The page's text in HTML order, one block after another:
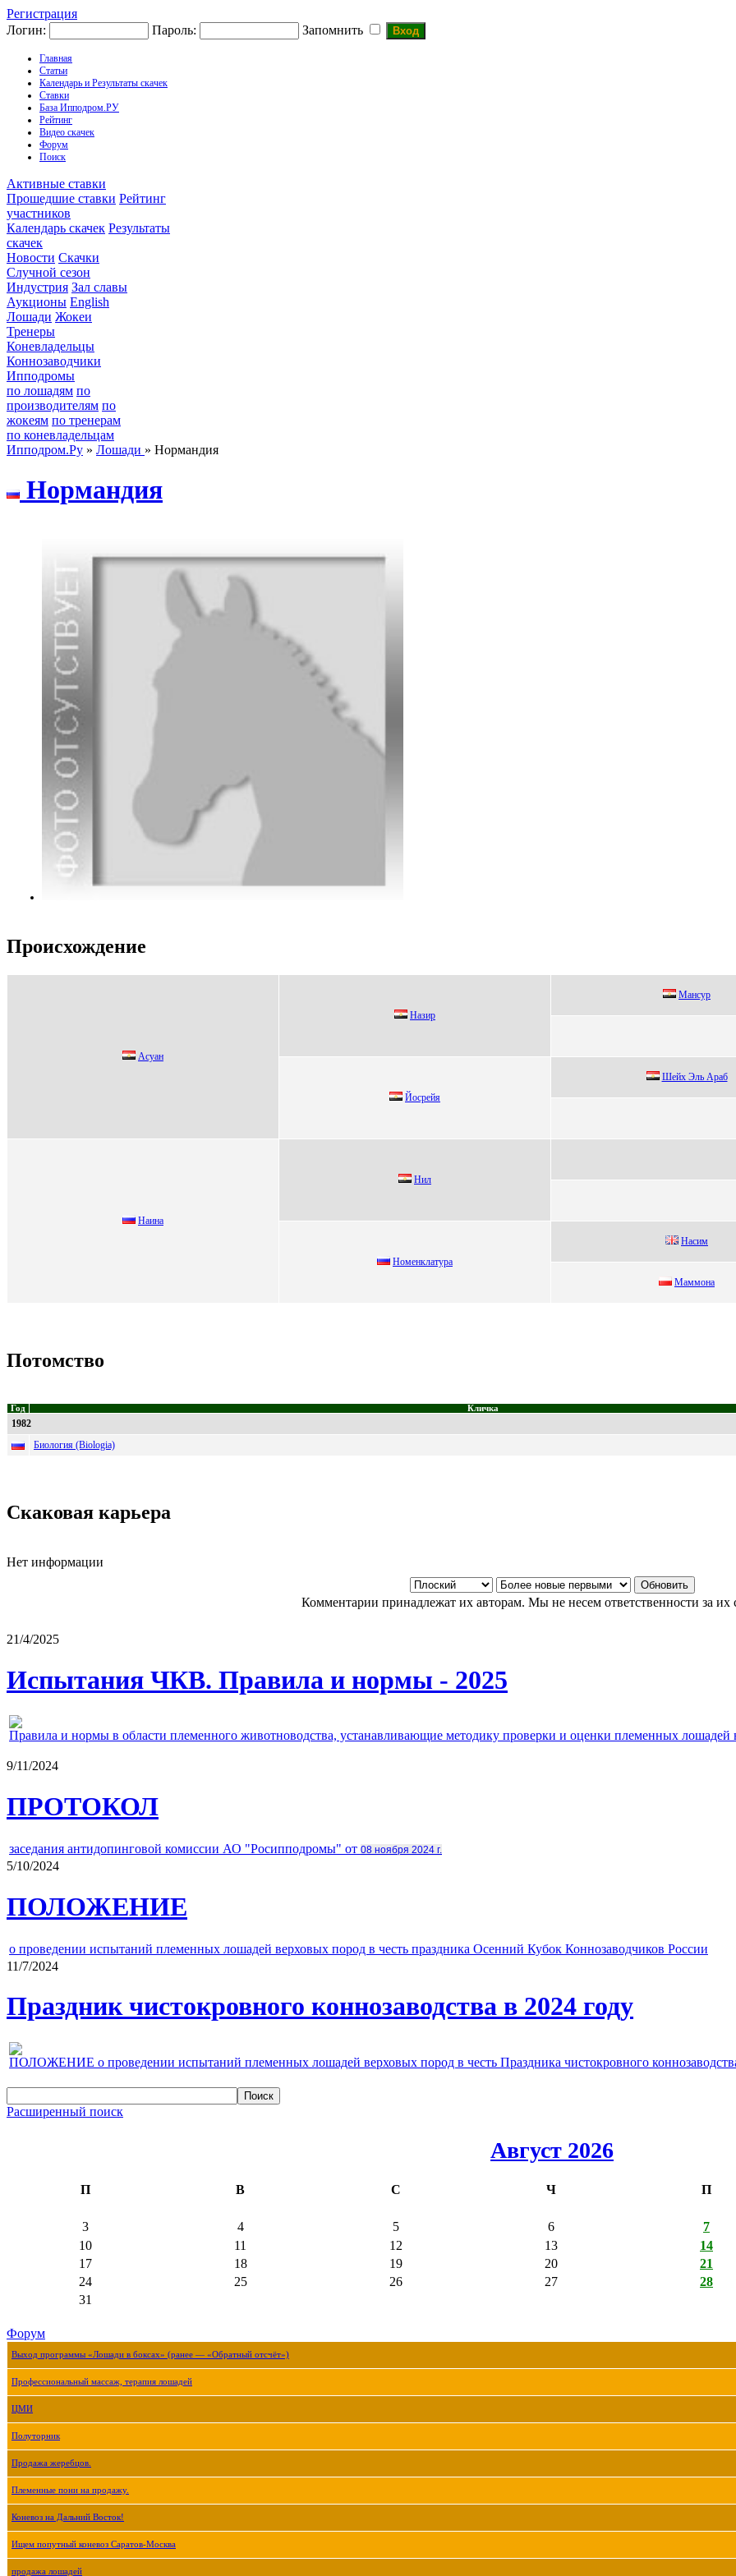
Регистрация
Логин:
Пароль: Запомнить
Главная
Статьи
Календарь и Результаты скачек
Ставки
База Ипподром.РУ
Рейтинг
Видео скачек
Форум
Поиск
Активные ставки
Прошедшие ставки Рейтинг
участников
Календарь скачек Результаты
скачек
Новости Скачки
Случной сезон
Индустрия Зал славы
Аукционы English
Лошади Жокеи
Тренеры
Коневладельцы
Коннозаводчики
Ипподромы
по лошадям по
производителям по
жокеям по тренерам
по коневладельцам
Ипподром.Ру » Лошади » Нормандия
Hopмaндия
Происхождение
Аcуан
Нaзир
Мaнcур
Йоcрeйя
Шeйх Эль Aрaб
Нaинa
Hил
Hoменклатуpа
Наcим
Mаммoна
Потомство
Год Кличка
1982
Биология (Biologia)
Скаковая карьера
Нет информации
Комментарии принадлежат их авторам. Мы не несем ответственности за их
21/4/2025
Испытания ЧКВ. Правила и нормы - 2025
Правила и нормы в области племенного животноводства, устанавливающие методику проверки и оценки племенных
9/11/2024
ПРОТОКОЛ
заседания антидопинговой комиссии АО "Росипподромы" от 08 ноября 2024 г.
5/10/2024
ПОЛОЖЕНИЕ
о проведении испытаний племенных лошадей верховых пород в честь праздника Осенний Кубок Коннозаводчиков России
11/7/2024
Праздник чистокровного коннозаводства в 2024 году
ПОЛОЖЕНИЕ о проведении испытаний племенных лошадей верховых пород в честь Праздника чистокровного
Расширенный поиск
Август 2026
П В С Ч П
3
4 5 6 7
10
11 12 13 14
17
18 19 20 21
24
25 26 27 28
31
Форум
Выход программы «Лошади в боксах» (ранее — «Обратный отсчёт»)
Профессиональный массаж, терапия лошадей
ЦМИ
Полуторник
Продажа жеребцов.
Племенные пони на продажу.
Коневоз на Дальний Восток!
Ищем попутный коневоз Саратов-Москва
продажа лошадей